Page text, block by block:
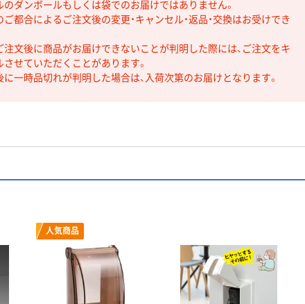
のダンボールもしくは袋でのお届けではありません。
ご都合によるご注文後の変更・キャンセル・返品・交換はお受けでき
注文後に商品がお届けできないことが判明した際には、ご注文をキ
させていただくことがあります。
に一時品切れが判明した場合は、入荷次第のお届けとなります。
人気商品